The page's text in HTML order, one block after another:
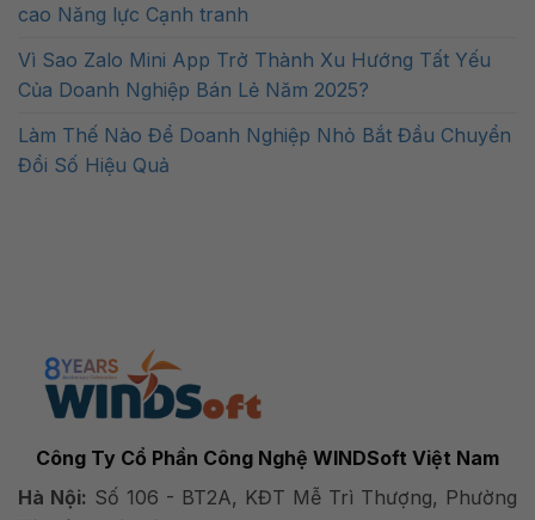
cao Năng lực Cạnh tranh
Vì Sao Zalo Mini App Trở Thành Xu Hướng Tất Yếu
Của Doanh Nghiệp Bán Lẻ Năm 2025?
Làm Thế Nào Để Doanh Nghiệp Nhỏ Bắt Đầu Chuyển
Đổi Số Hiệu Quả
Công Ty Cổ Phần Công Nghệ WINDSoft Việt Nam
Hà Nội: Số 106 - BT2A, KĐT Mễ Trì Thượng, Phường